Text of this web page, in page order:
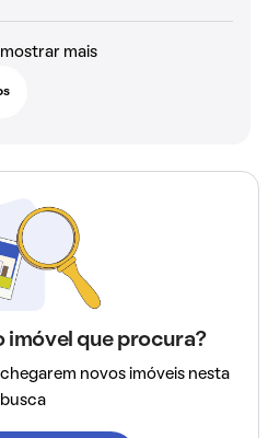
mais
imóvel que procura?
novos imóveis nesta
busca